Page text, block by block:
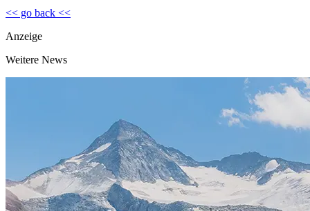
<< go back <<
Anzeige
Weitere News